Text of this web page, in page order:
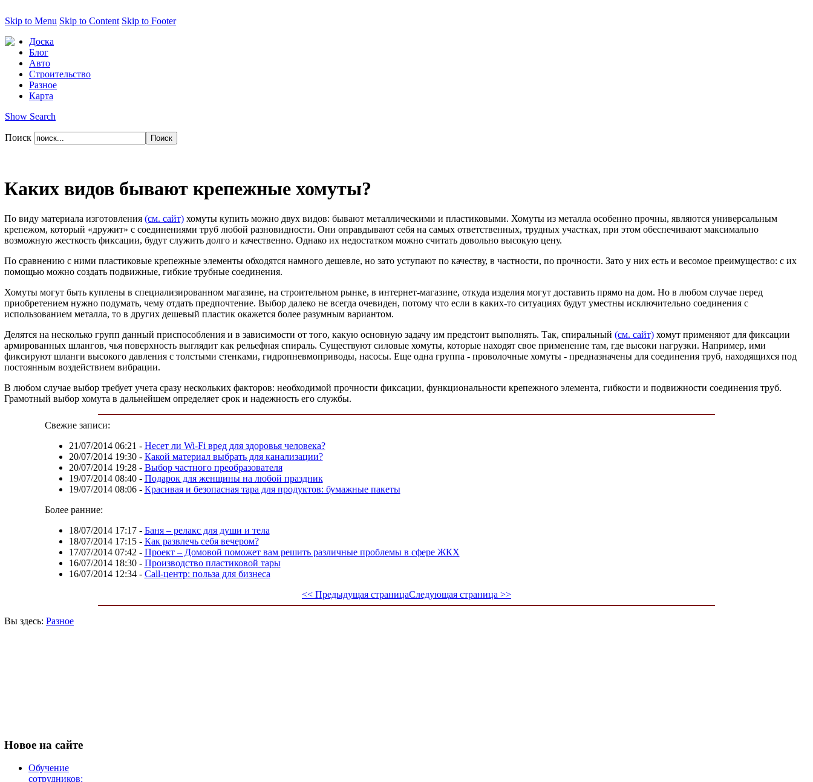
Skip to Menu Skip to Content Skip to Footer
Доска
Блог
Авто
Строительство
Разное
Карта
Show Search
Поиск
Каких видов бывают крепежные хомуты?
По виду материала изготовления (см. сайт) хомуты купить можно двух видов: бывают металлическими и пластиковыми. Хомуты из металла особенно прочны, являются универсальным
крепежом, который «дружит» с соединениями труб любой разновидности. Они оправдывают себя на самых ответственных, трудных участках, при этом обеспечивают максимально
возможную жесткость фиксации, будут служить долго и качественно. Однако их недостатком можно считать довольно высокую цену.
По сравнению с ними пластиковые крепежные элементы обходятся намного дешевле, но зато уступают по качеству, в частности, по прочности. Зато у них есть и весомое преимущество: с их
помощью можно создать подвижные, гибкие трубные соединения.
Хомуты могут быть куплены в специализированном магазине, на строительном рынке, в интернет-магазине, откуда изделия могут доставить прямо на дом. Но в любом случае перед
приобретением нужно подумать, чему отдать предпочтение. Выбор далеко не всегда очевиден, потому что если в каких-то ситуациях будут уместны исключительно соединения с
использованием металла, то в других дешевый пластик окажется более разумным вариантом.
Делятся на несколько групп данный приспособления и в зависимости от того, какую основную задачу им предстоит выполнять. Так, спиральный (см. сайт) хомут применяют для фиксации
армированных шлангов, чья поверхность выглядит как рельефная спираль. Существуют силовые хомуты, которые находят свое применение там, где высоки нагрузки. Например, ими
фиксируют шланги высокого давления с толстыми стенками, гидропневмоприводы, насосы. Еще одна группа - проволочные хомуты - предназначены для соединения труб, находящихся под
постоянным воздействием вибрации.
В любом случае выбор требует учета сразу нескольких факторов: необходимой прочности фиксации, функциональности крепежного элемента, гибкости и подвижности соединения труб.
Грамотный выбор хомута в дальнейшем определяет срок и надежность его службы.
Свежие записи:
21/07/2014 06:21 - Несет ли Wi-Fi вред для здоровья человека?
20/07/2014 19:30- Какой материал выбрать для канализации?
20/07/2014 19:28- Выбор частного преобразователя
19/07/2014 08:40- Подарок для женщины на любой праздник
19/07/2014 08:06- Красивая и безопасная тара для продуктов: бумажные пакеты
Более ранние:
18/07/2014 17:17- Баня – релакс для души и тела
18/07/2014 17:15- Как развлечь себя вечером?
17/07/2014 07:42 - Проект – Домовой поможет вам решить различные проблемы в сфере ЖКХ
16/07/2014 18:30- Производство пластиковой тары
16/07/2014 12:34- Call-центр: польза для бизнеса
<< Предыдущая страницаСледующая страница >>
Вы здесь: Разное
Новое на сайте
Обучение
сотрудников: